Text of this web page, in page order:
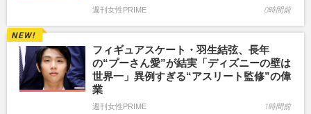
週刊女性PRIME 0時間前
フィギュアスケート・羽生結弦、長年
の“プーさん愛”が結実「ディズニーの壁は
世界一」異例すぎる“アスリート監修”の偉
業
週刊女性PRIME 1時間前